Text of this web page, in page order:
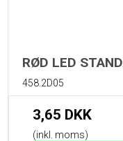
RØD LED
458.2D05
3,65 DKK
(inkl. moms)